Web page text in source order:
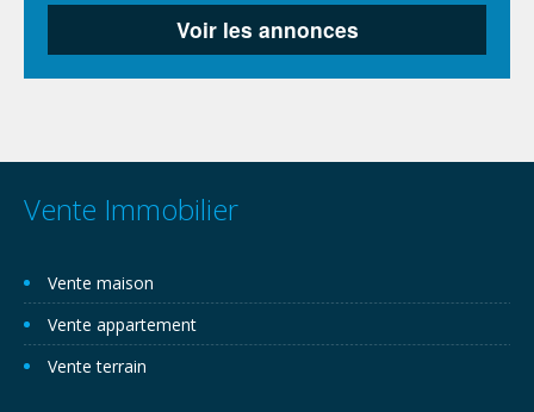
Vente Immobilier
Vente maison
Vente appartement
Vente terrain